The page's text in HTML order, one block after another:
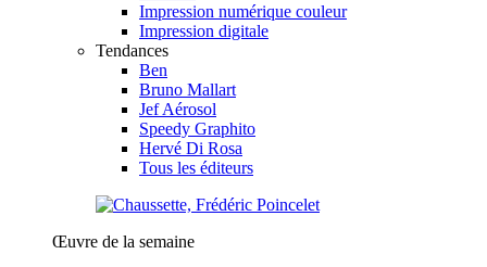
Impression numérique couleur
Impression digitale
Tendances
Ben
Bruno Mallart
Jef Aérosol
Speedy Graphito
Hervé Di Rosa
Tous les éditeurs
Œuvre de la semaine